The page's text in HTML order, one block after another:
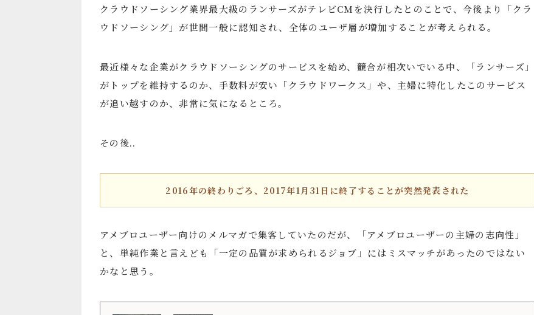
クラウドソーシング業界最大級のランサーズがテレビCMを決行したとのことで、今後より「クラ
ウドソーシング」が世間一般に認知され、全体のユーザ層が増加することが考えられる。
最近様々な企業がクラウドソーシングのサービスを始め、競合が相次いでいる中、「ランサーズ」
がトップを維持するのか、手数料が安い「クラウドワークス」や、主婦に特化したこのサービス
が追い越すのか、非常に気になるところ。
その後..
2016年の終わりごろ、2017年1月31日に終了することが突然発表された
アメブロユーザー向けのメルマガで集客していたのだが、「アメブロユーザーの主婦の志向性」
と、単純作業と言えども「一定の品質が求められるジョブ」にはミスマッチがあったのではない
かなと思う。